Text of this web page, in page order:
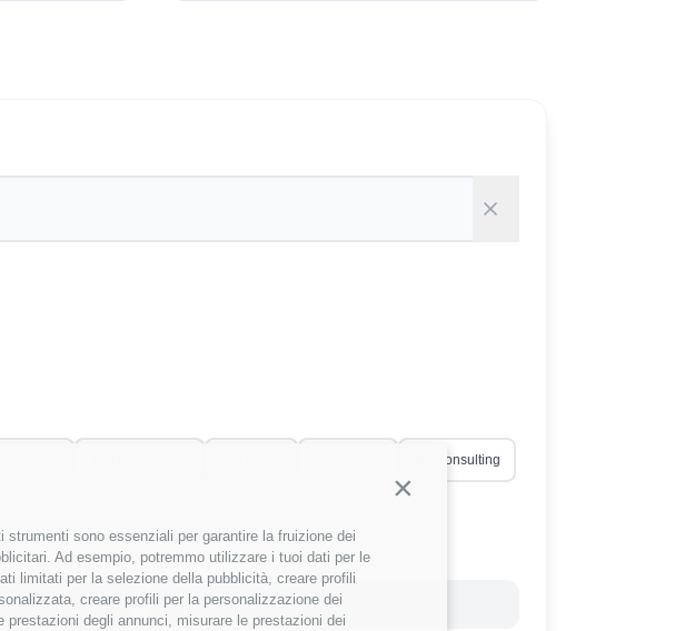
Continua senza accettare
sono essenziali per garantire la fruizione dei
Ad esempio, potremmo utilizzare i tuoi dati per le
limitati per la selezione della pubblicità, creare profili
creare profili per la personalizzazione dei
degli annunci, misurare le prestazioni dei
Consulting
Reset Filtri